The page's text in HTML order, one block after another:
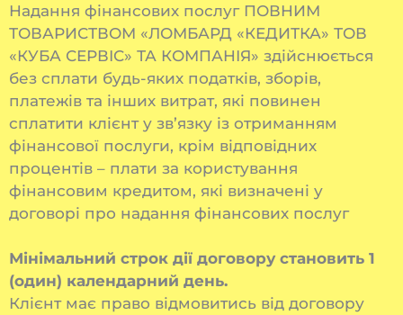
Надання фінансових послуг ПОВНИМ
ТОВАРИСТВОМ «ЛОМБАРД «КЕДИТКА» ТОВ
«КУБА СЕРВІС» ТА КОМПАНІЯ» здійснюється
без сплати будь-яких податків, зборів,
платежів та інших витрат, які повинен
сплатити клієнт у зв’язку із отриманням
фінансової послуги, крім відповідних
процентів – плати за користування
фінансовим кредитом, які визначені у
договорі про надання фінансових послуг
Мінімальний строк дії договору становить 1
(один) календарний день.
Клієнт має право відмовитись від договору